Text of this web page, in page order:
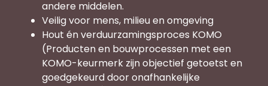
andere middelen.
Veilig voor mens, milieu en omgeving
Hout én verduurzamingsproces KOMO
(Producten en bouwprocessen met een
KOMO-keurmerk zijn objectief getoetst en
goedgekeurd door onafhankelijke